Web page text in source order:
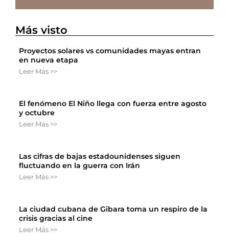
Más visto
Proyectos solares vs comunidades mayas entran
en nueva etapa
Leer Más >>
El fenómeno El Niño llega con fuerza entre agosto
y octubre
Leer Más >>
Las cifras de bajas estadounidenses siguen
fluctuando en la guerra con Irán
Leer Más >>
La ciudad cubana de Gibara toma un respiro de la
crisis gracias al cine
Leer Más >>